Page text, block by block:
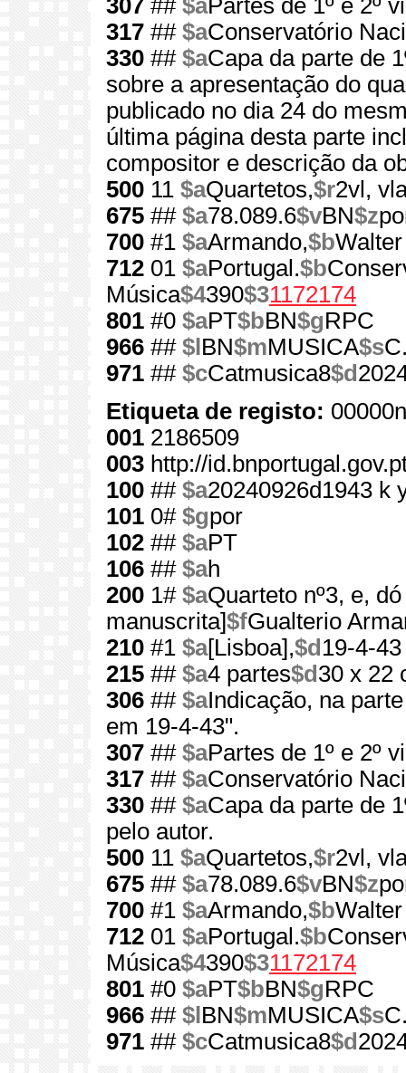
307 ## $aPartes de 1º e 2º
317 ## $aConservatório
330 ## $aCapa da parte de
sobre a apresentação do
publicado no dia 24 do
última página desta parte
compositor e descrição da
500 11 $aQuartetos,$r2vl,
675 ## $a78.089.6$vBN$z
700 #1 $aArmando,$b
712 01 $aPortugal.$b
Música$4390$31172174
801 #0 $aPT$bBN$gRPC
966 ## $l BN$mMUSICA$s
971 ## $cCatmusica8$d
Etiqueta de registo:
001 2186509
003 http://
100 ## $a20240926d1943 k
101 0# $gpor
102 ## $aPT
106 ## $ah
200 1# $aQuarteto nº3, e,
manuscrita]$fGualterio
210 #1 $a[Lisboa],$d 19-4-43
215 ## $a4 partes$d 30 x 22
306 ## $aIndicação, na
em 19-4-43".
307 ## $aPartes de 1º e 2º
317 ## $aConservatório
330 ## $aCapa da parte de
pelo autor.
500 11 $aQuartetos,$r2vl,
675 ## $a78.089.6$vBN$z
700 #1 $aArmando,$b
712 01 $aPortugal.$b
Música$4390$31172174
801 #0 $aPT$bBN$gRPC
966 ## $l BN$mMUSICA$s
971 ## $cCatmusica8$d